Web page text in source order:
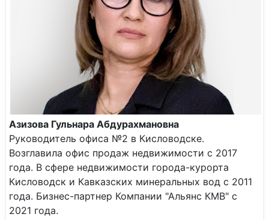
Азизова Гульнара Абдурахмановна
Руководитель офиса №2 в Кисловодске.
Возглавила офис продаж недвижимости с 2017
года. В сфере недвижимости города-курорта
Кисловодск и Кавказских минеральных вод с 2011
года. Бизнес-партнер Компании "Альянс КМВ" с
2021 года.